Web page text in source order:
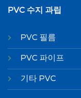
PVC 수지 과립
PVC 필름
PVC 파이프
기타 PVC